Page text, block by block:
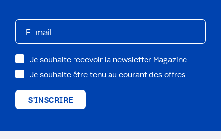
Je souhaite recevoir la newsletter Magazine
Je souhaite être tenu au courant des offres
S'INSCRIRE